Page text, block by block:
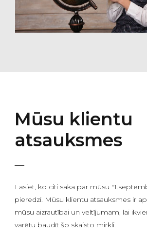
Mūsu klientu
atsauksmes
Lasiet, ko citi saka par mūsu
pieredzi. Mūsu klientu atsauksmes ir
mūsu aizrautībai un veltījumam, lai
varētu baudīt šo skaisto mirkli.